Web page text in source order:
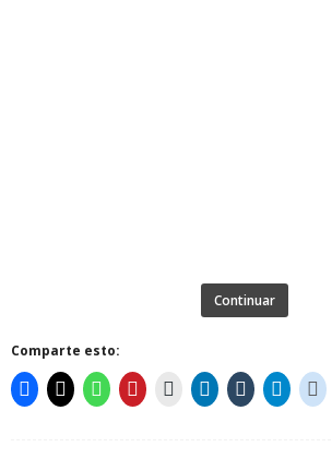
Continuar
Comparte esto: